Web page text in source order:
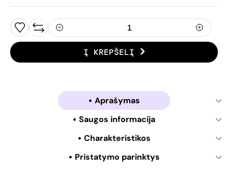
Į KREPŠELĮ
Aprašymas
Saugos informacija
Charakteristikos
Pristatymo parinktys